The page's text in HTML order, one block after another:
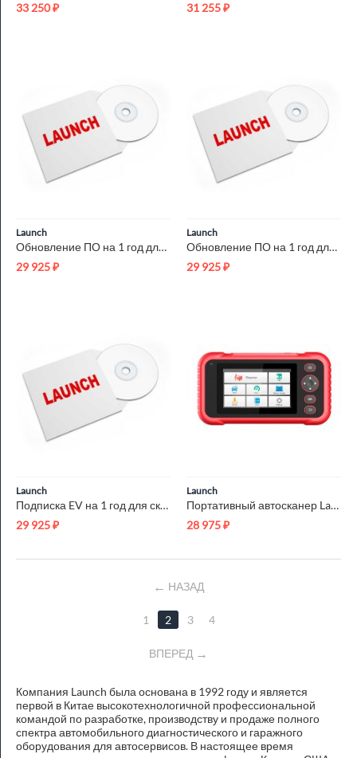
33 250₽
31 255₽
Launch
Обновление ПО на 1 год для Launch X431 PRO Launch N03481
29 925₽
Launch
Обновление ПО на 1 год для Launch X431 PRO3 Launch N28758
29 925₽
Launch
Подписка EV на 1 год для сканеров Launch X431 LNC-199
29 925₽
Launch
Портативный автосканер Launch Creader CRP239 N36870
28 975₽
НАЗАД
1 2 3 4
ВПЕРЕД
Компания Launch была основана в 1992 году и является
первой в Китае высокотехнологичной профессиональной
командой по разработке, производству и продаже полного
спектра автомобильного диагностического и гаражного
оборудования для автосервисов. В настоящее время